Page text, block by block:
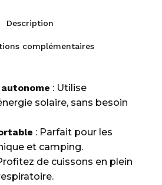
Description
complémentaires
: Utilise
solaire, sans besoin
: Parfait pour les
et camping.
de cuissons en plein